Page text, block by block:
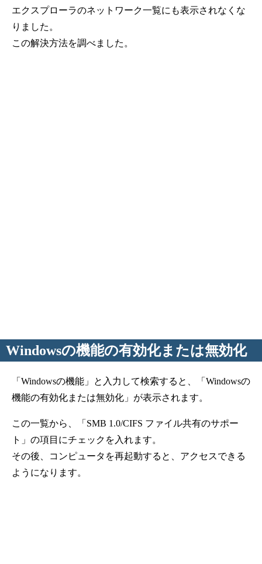
エクスプローラのネットワーク一覧にも表示されなくな
りました。
この解決方法を調べました。
Windowsの機能の有効化または無効化
「Windowsの機能」と入力して検索すると、「Windowsの
機能の有効化または無効化」が表示されます。
この一覧から、「SMB 1.0/CIFS ファイル共有のサポー
ト」の項目にチェックを入れます。
その後、コンピュータを再起動すると、アクセスできる
ようになります。